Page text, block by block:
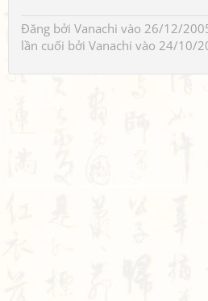
Đăng bởi Vanachi vào 26/12/
lần cuối bởi Vanachi vào 24/10/